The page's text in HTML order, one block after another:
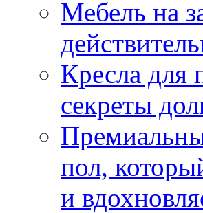
Мебель на
Кресла для
секреты
пол,
и